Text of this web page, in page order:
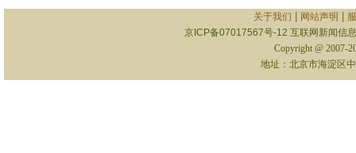
关于我们 网站声明
京ICP备07017567号-12 互联网新闻信
Copyright @ 2007-
地址：北京市海淀区